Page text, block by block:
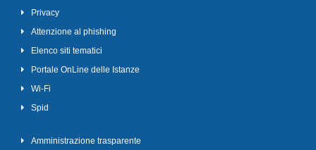
Privacy
Attenzione al phishing
Elenco siti tematici
Portale OnLine delle Istanze
Wi-Fi
Spid
Amministrazione trasparente